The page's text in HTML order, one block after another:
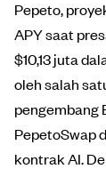
Pepeto,
APY saat
$10,13 juta
oleh salah
pengembang
PepetoSwap
kontrak AI.